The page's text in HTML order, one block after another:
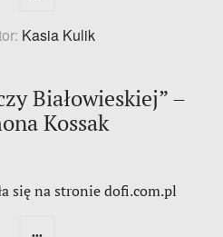
Kasia Kulik
Białowieskiej” –
Kossak
się na stronie dofi.com.pl
...